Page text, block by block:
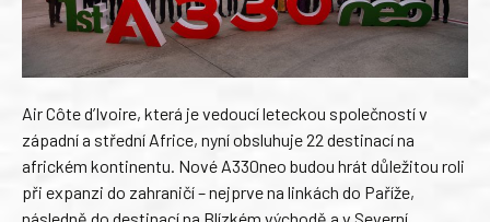
Air Côte d’Ivoire, která je vedoucí leteckou společností v
západní a střední Africe, nyní obsluhuje 22 destinací na
africkém kontinentu. Nové A330neo budou hrát důležitou roli
při expanzi do zahraničí – nejprve na linkách do Paříže,
následně do destinací na Blízkém východě a v Severní